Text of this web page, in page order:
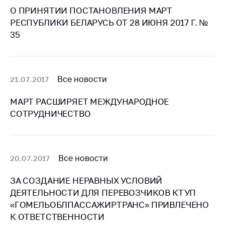
обращения
Сообщить о росте
медицинские
изделия
Контакты
Адрес и режим
Министра
Горячая линия
Пресс-служба
Вышестоящий
О ПРИНЯТИИ ПОСТАНОВЛЕНИЯ МАРТ
РЕСПУБЛИКИ БЕЛАРУСЬ ОТ 28 ИЮНЯ 2017 Г. №
35
21.07.2017 Все новости
МАРТ РАСШИРЯЕТ МЕЖДУНАРОДНОЕ
СОТРУДНИЧЕСТВО
20.07.2017 Все новости
ЗА СОЗДАНИЕ НЕРАВНЫХ УСЛОВИЙ
ДЕЯТЕЛЬНОСТИ ДЛЯ ПЕРЕВОЗЧИКОВ КТУП
«ГОМЕЛЬОБЛПАССАЖИРТРАНС» ПРИВЛЕЧЕНО
К ОТВЕТСТВЕННОСТИ